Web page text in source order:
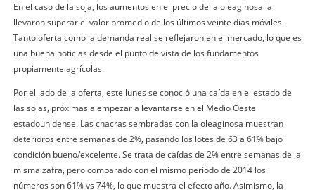
En el caso de la soja, los aumentos en el precio de la oleaginosa la
llevaron superar el valor promedio de los últimos veinte días móviles.
Tanto oferta como la demanda real se reflejaron en el mercado, lo que es
una buena noticias desde el punto de vista de los fundamentos
propiamente agrícolas.
Por el lado de la oferta, este lunes se conoció una caída en el estado de
las sojas, próximas a empezar a levantarse en el Medio Oeste
estadounidense. Las chacras sembradas con la oleaginosa muestran
deterioros entre semanas de 2%, pasando los lotes de 63 a 61% bajo
condición bueno/excelente. Se trata de caídas de 2% entre semanas de la
misma zafra, pero comparado con el mismo período de 2014 los
números son 61% vs 74%, lo que muestra el efecto año. Asimismo, la